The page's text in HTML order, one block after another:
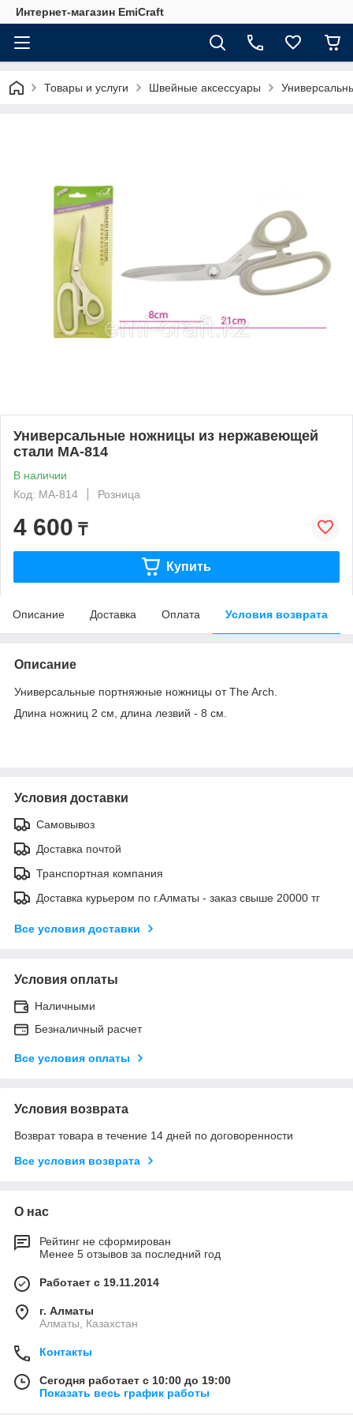
Интернет-магазин EmiCraft
Товары и услуги Швейные аксессуары
Универсальные ножницы из нержавеющей
стали MA-814
В наличии
Код: MA-814
Розница
4 600 ₸
Купить
Описание Доставка Оплата Условия возврата
Описание
Универсальные портняжные ножницы от The Arch.
Длина ножниц 2 см, длина лезвий - 8 см.
Условия доставки
Самовывоз
Доставка почтой
Транспортная компания
Доставка курьером по г.Алматы - заказ свыше 20000 тг
Все условия доставки
Условия оплаты
Наличными
Безналичный расчет
Все условия оплаты
Условия возврата
Возврат товара в течение 14 дней по договоренности
Все условия возврата
О нас
Рейтинг не сформирован
Менее 5 отзывов за последний год
Работает с 19.11.2014
г. Алматы
Алматы, Казахстан
Контакты
Сегодня работает с 10:00 до 19:00
Показать весь график работы